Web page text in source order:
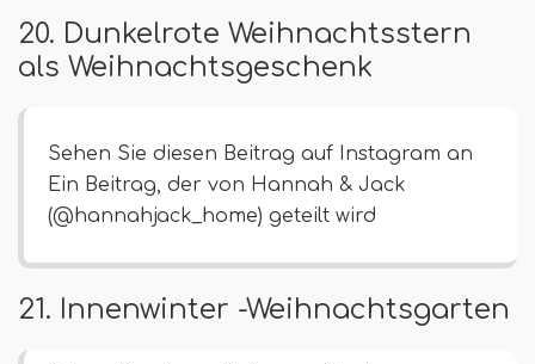
20. Dunkelrote Weihnachtsstern
als Weihnachtsgeschenk
Sehen Sie diesen Beitrag auf Instagram an
Ein Beitrag, der von Hannah & Jack
(@hannahjack_home) geteilt wird
21. Innenwinter -Weihnachtsgarten